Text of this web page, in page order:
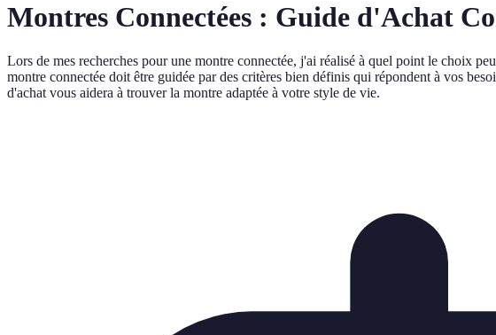
Montres Connectées : Guide d'Achat
Lors de mes recherches pour une montre connectée, j'ai réalisé à quel point le choix
montre connectée doit être guidée par des critères bien définis qui répondent à vos
d'achat vous aidera à trouver la montre adaptée à votre style de vie.